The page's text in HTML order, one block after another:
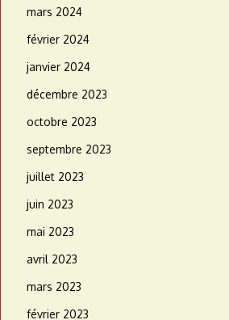
mars 2024
février 2024
janvier 2024
décembre 2023
octobre 2023
septembre 2023
juillet 2023
juin 2023
mai 2023
avril 2023
mars 2023
février 2023